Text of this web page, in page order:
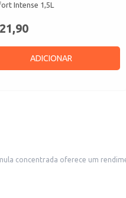
Intense 1,5L
ADICIONAR
concentrada oferece um